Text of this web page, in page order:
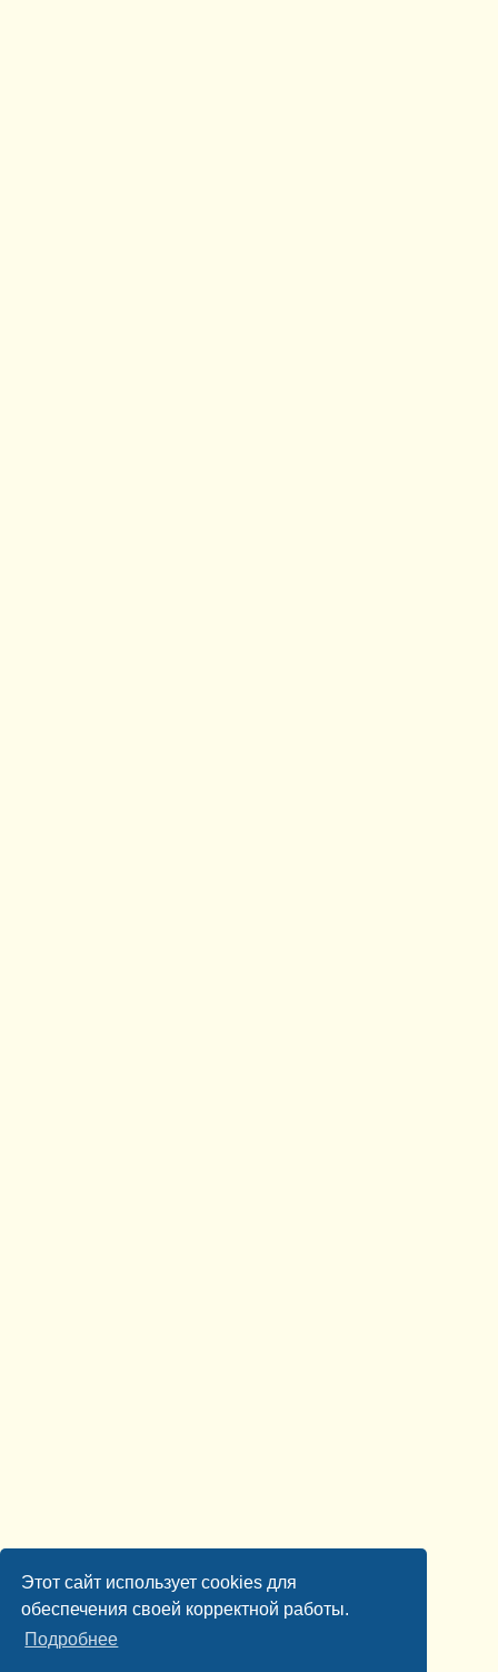
Этот сайт использует cookies для
обеспечения своей корректной работы.
Подробнее